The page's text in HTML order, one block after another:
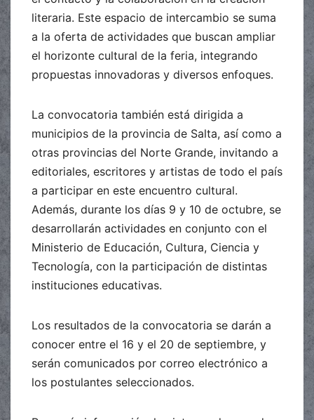
literaria. Este espacio de intercambio se suma
a la oferta de actividades que buscan ampliar
el horizonte cultural de la feria, integrando
propuestas innovadoras y diversos enfoques.
La convocatoria también está dirigida a
municipios de la provincia de Salta, así como a
otras provincias del Norte Grande, invitando a
editoriales, escritores y artistas de todo el país
a participar en este encuentro cultural.
Además, durante los días 9 y 10 de octubre, se
desarrollarán actividades en conjunto con el
Ministerio de Educación, Cultura, Ciencia y
Tecnología, con la participación de distintas
instituciones educativas.
Los resultados de la convocatoria se darán a
conocer entre el 16 y el 20 de septiembre, y
serán comunicados por correo electrónico a
los postulantes seleccionados.